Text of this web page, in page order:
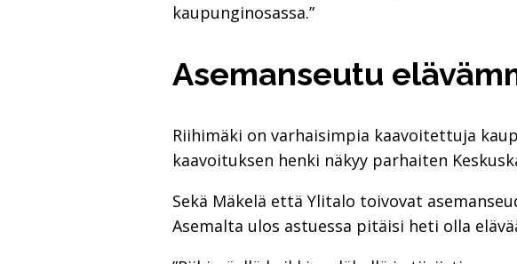
kaupunginosassa.”
Asemanseutu
Riihimäki on varhaisimpia kaavoitettuja
kaavoituksen henki näkyy parhaiten
Sekä Mäkelä että Ylitalo toivovat
Asemalta ulos astuessa pitäisi heti olla